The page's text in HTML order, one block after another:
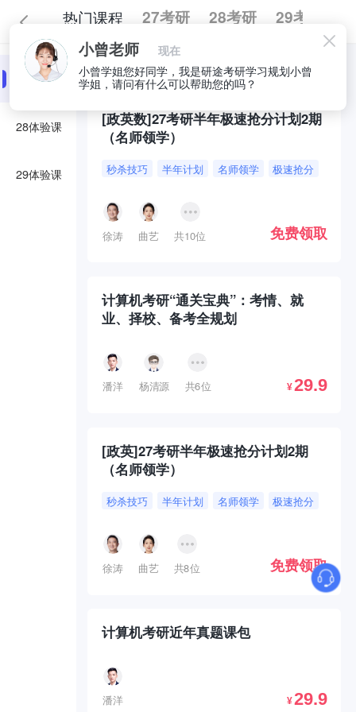
热门课程 27考研 28考研 29考研
27体验课
28体验课
29体验课
全部 必囤好课
[政英数]27考研半年极速抢分计划2期
（名师领学）
秒杀技巧 半年计划 名师领学 极速抢分
徐涛 曲艺 共10位 免费领取
计算机考研“通关宝典”：考情、就
业、择校、备考全规划
潘洋 杨清源 共6位 ¥29.9
[政英]27考研半年极速抢分计划2期
（名师领学）
秒杀技巧 半年计划 名师领学 极速抢分
徐涛 曲艺 共8位 免费领取
计算机考研近年真题课包
潘洋 ¥29.9
小曾老师
现在
小曾学姐您好同学，我是研途考研学习规划小曾
学姐，请问有什么可以帮助您的吗？